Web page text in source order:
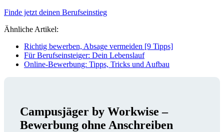
Finde jetzt deinen Berufseinstieg
Ähnliche Artikel:
Richtig bewerben, Absage vermeiden [9 Tipps]
Für Berufseinsteiger: Dein Lebenslauf
Online-Bewerbung: Tipps, Tricks und Aufbau
Campusjäger by Workwise –
Bewerbung ohne Anschreiben